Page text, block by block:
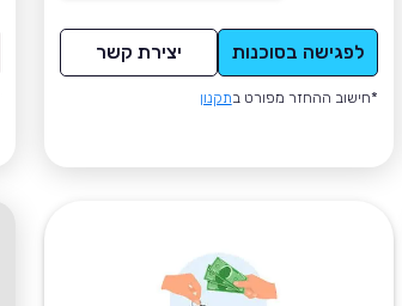
לפגישה בסוכנות יצירת קשר
*חישוב ההחזר מפורט בתקנון